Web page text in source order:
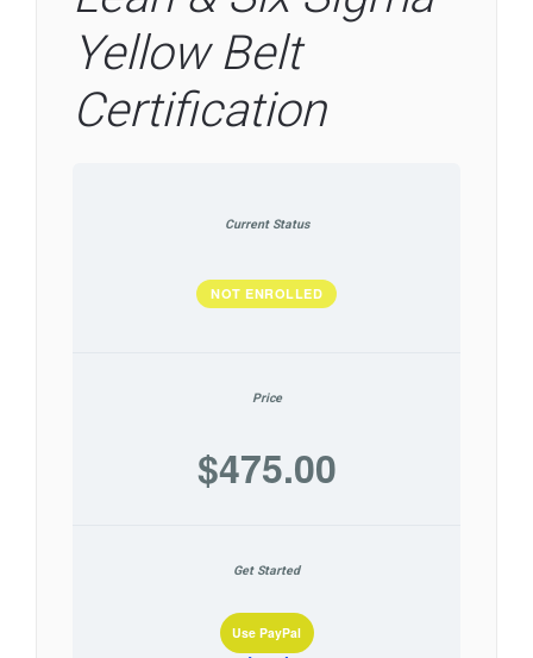
Yellow Belt
Certification
Current Status
NOT ENROLLED
Price
$475.00
Get Started
Use PayPal